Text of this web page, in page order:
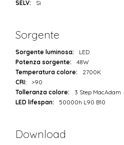
SELV:
Sì
Sorgente
Sorgente luminosa:
LED
Potenza sorgente:
48W
Temperatura colore:
2700K
CRI:
>90
Tolleranza colore:
3 Step MacAdam
LED lifespan:
50000h L90 B10
Download